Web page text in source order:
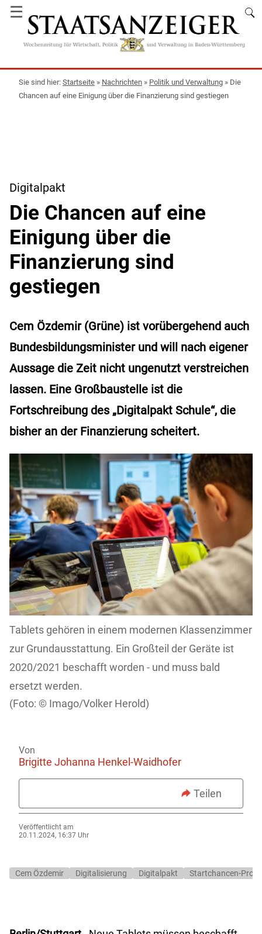
☰
Startseite » Nachrichten » Politik und Verwaltung » Die
Chancen auf eine Einigung über die Finanzierung sind gestiegen
Digitalpakt
Die Chancen auf eine
Einigung über die
Finanzierung sind
gestiegen
Cem Özdemir (Grüne) ist vorübergehend auch
Bundesbildungsminister und will nach eigener
Aussage die Zeit nicht ungenutzt verstreichen
lassen. Eine Großbaustelle ist die
Fortschreibung des „Digitalpakt Schule“, die
bisher an der Finanzierung scheitert.
Tablets gehören in einem modernen Klassenzimmer
zur Grundausstattung. Ein Großteil der Geräte ist
2020/2021 beschafft worden - und muss bald
ersetzt werden.
Imago/Volker Herold)
Von
Brigitte Johanna Henkel-Waidhofer
Teilen
Veröffentlicht am
20.11.2024, 16:37 Uhr
Cem Özdemir Digitalisierung Digitalpakt Startchancen-